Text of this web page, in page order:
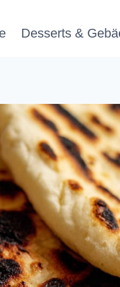
Desserts &